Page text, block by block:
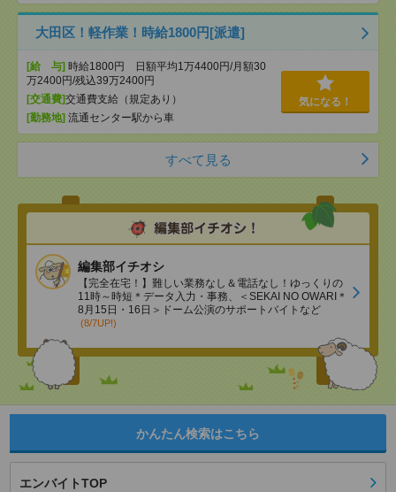
大田区！軽作業！時給1800円[派遣]
[給 与] 時給1800円 日額平均1万4400円/月額30
万2400円/残込39万2400円
[交通費]交通費支給（規定あり）
[勤務地] 流通センター駅から車
気になる！
すべて見る
編集部イチオシ
【完全在宅！】難しい業務なし＆電話なし！ゆっくりの
11時～時短＊データ入力・事務、＜SEKAI NO OWARI＊
8月15日・16日＞ドーム公演のサポートバイトなど
(8/7UP!)
かんたん検索はこちら
エンバイトTOP